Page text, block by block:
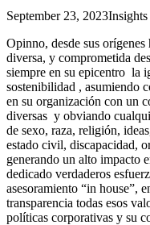
September 23, 2023Insights
Opinno, desde sus orígenes
diversa, y comprometida
siempre en su epicentro la
sostenibilidad , asumiendo
en su organización con un
diversas y obviando
de sexo, raza, religión,
estado civil, discapacidad,
generando un alto impacto
dedicado verdaderos
asesoramiento “in house”,
transparencia todas esos
políticas corporativas y su